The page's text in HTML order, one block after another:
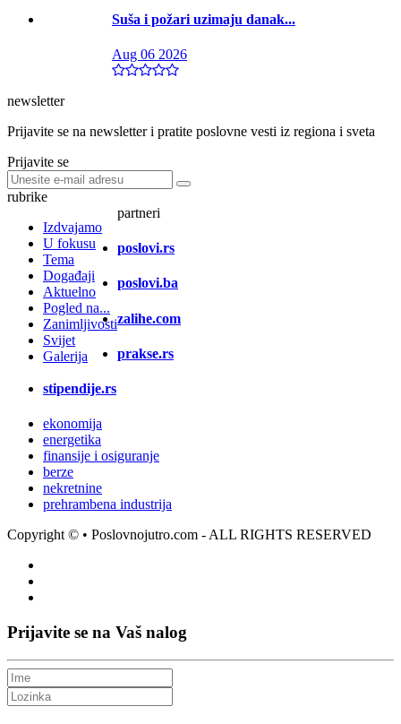
Suša i požari uzimaju danak...
Aug 06 2026
newsletter
Prijavite se na newsletter i pratite poslovne vesti iz regiona i sveta
Prijavite se
rubrike
Izdvajamo
U fokusu
Tema
Događaji
Aktuelno
Pogled na...
Zanimljivosti
Svijet
Galerija
partneri
poslovi.rs
poslovi.ba
zalihe.com
prakse.rs
stipendije.rs
ekonomija
energetika
finansije i osiguranje
berze
nekretnine
prehrambena industrija
Copyright © • Poslovnojutro.com - ALL RIGHTS RESERVED
Prijavite se na Vaš nalog